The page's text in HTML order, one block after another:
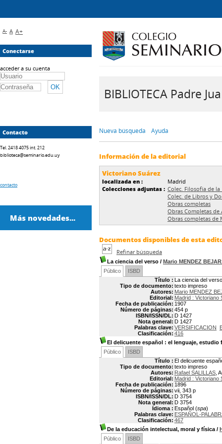
BIBLIOTECA Padre
Nueva búsqueda Ayuda
Información de la editorial
Victoriano Suárez
localizada en :
Madrid
Colecciones adjuntas : Colec. Filosofía de la
Colec. de Libros y
Obras completas
Obras Completas de
Obras completas de
Documentos disponibles de esta
Refinar búsqueda
La ciencia del verso / Mario MENDEZ
Público
ISBD
Título : La ciencia del verso
Tipo de documento: texto impreso
Autores: Mario MENDEZ
Editorial: Madrid : Victoriano
Fecha de publicación: 1907
Número de páginas: 454 p
ISBN/ISSN/DL: D 1427
Nota general: D 1427
Palabras clave: VERSIFICACION
Clasificación: 416
El delicuente español : el lenguaje,
Público
ISBD
Título : El delicuente
Tipo de documento: texto impreso
Autores: Rafael SALILLAS ,
Editorial: Madrid : Victoriano
Fecha de publicación: 1896
Número de páginas: vii, 343 p
ISBN/ISSN/DL: D 3754
Nota general: D 3754
Idioma : Español (spa)
Palabras clave: ESPAÑOL-
Clasificación: 467
De la educación intelectual, moral y física /
Público
ISBD
A- A A+
Conectarse
acceder a su cuenta
Contacto
Tel. 2418 4075 int. 212
biblioteca@seminario.edu.uy
contacto
Más novedades...